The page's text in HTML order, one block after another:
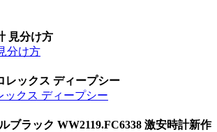
見分け方
分け方
レックス ディープシー
ックス ディープシー
ブラック WW2119.FC6338 激安時計新作